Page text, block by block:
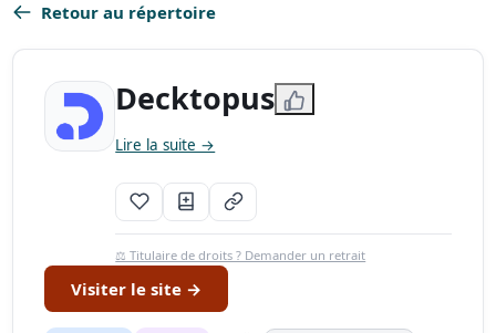
Retour au répertoire
Decktopus
Lire la suite →
⚖️ Titulaire de droits ? Demander un retrait
Visiter le site →